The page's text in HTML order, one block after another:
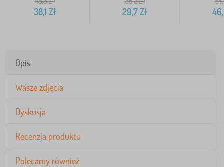
38,1 Zł 29,7Zł
Opis
Wasze zdjęcia
Dyskusja
Recenzja produktu
Polecamy również